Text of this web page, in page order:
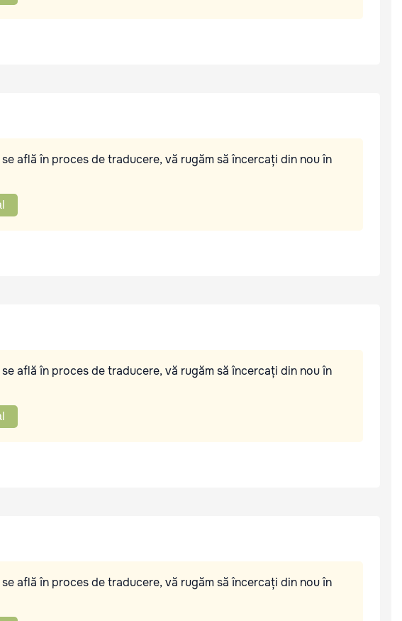
află în proces de traducere, vă rugăm să încercați din nou în
află în proces de traducere, vă rugăm să încercați din nou în
află în proces de traducere, vă rugăm să încercați din nou în